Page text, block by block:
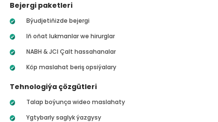
Bejergi paketleri
Býudjetiňizde bejergi
Iň oňat lukmanlar we hirurglar
NABH & JCI Çalt hassahanalar
Köp maslahat beriş opsiýalary
Tehnologiýa çözgütleri
Talap boýunça wideo maslahaty
Ygtybarly saglyk ýazgysy